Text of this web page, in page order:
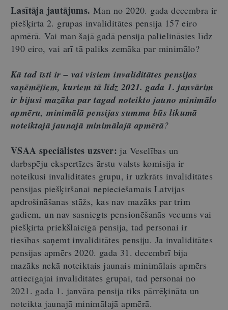
Lasītāja jautājums. Man no 2020. gada decembra ir
piešķirta 2. grupas invaliditātes pensija 157 eiro
apmērā. Vai man šajā gadā pensija palielināsies līdz
190 eiro, vai arī tā paliks zemāka par minimālo?
Kā tad īsti ir – vai visiem invaliditātes pensijas
saņēmējiem, kuriem tā līdz 2021. gada 1. janvārim
ir bijusi mazāka par tagad noteikto jauno minimālo
apmēru, minimālā pensijas summa būs likumā
noteiktajā jaunajā minimālajā apmērā?
VSAA speciālistes uzsver: ja Veselības un
darbspēju ekspertīzes ārstu valsts komisija ir
noteikusi invaliditātes grupu, ir uzkrāts invaliditātes
pensijas piešķiršanai nepieciešamais Latvijas
apdrošināšanas stāžs, kas nav mazāks par trim
gadiem, un nav sasniegts pensionēšanās vecums vai
piešķirta priekšlaicīgā pensija, tad personai ir
tiesības saņemt invaliditātes pensiju. Ja invaliditātes
pensijas apmērs 2020. gada 31. decembrī bija
mazāks nekā noteiktais jaunais minimālais apmērs
attiecīgajai invaliditātes grupai, tad personai no
2021. gada 1. janvāra pensija tiks pārrēķināta un
noteikta jaunajā minimālajā apmērā.